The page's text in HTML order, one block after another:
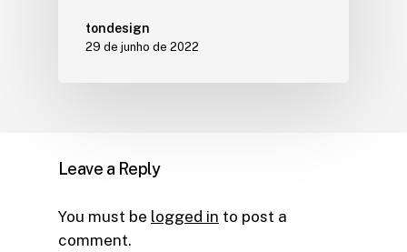
tondesign
29 de junho de 2022
Leave a Reply
You must be logged in to post a
comment.